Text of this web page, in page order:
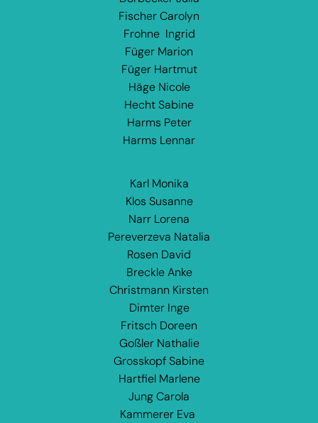
Fischer Carolyn
Frohne Ingrid
Füger Marion
Füger Hartmut
Häge Nicole
Hecht Sabine
Harms Peter
Harms Lennar
Karl Monika
Klos Susanne
Narr Lorena
Pereverzeva Natalia
Rosen David
Breckle Anke
Christmann Kirsten
Dimter Inge
Fritsch Doreen
Goßler Nathalie
Grosskopf Sabine
Hartfiel Marlene
Jung Carola
Kammerer Eva